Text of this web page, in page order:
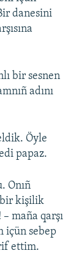
danesini
bir sesnen
adını
Öyle
papaz.
Onıñ
bir kişilik
maña qarşı
içün sebep
ettim.